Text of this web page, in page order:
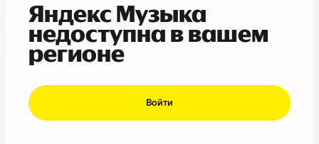
Яндекс Музыка
недоступна в вашем
регионе
Войти